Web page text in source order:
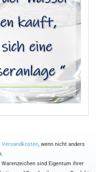
Versandkosten, wenn nicht anders
sind Eigentum ihrer